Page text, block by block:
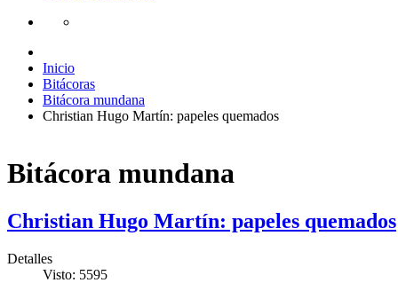
Inicio
Bitácoras
Bitácora mundana
Christian Hugo Martín: papeles quemados
Bitácora mundana
Christian Hugo Martín: papeles quemados
Detalles
Visto: 5595